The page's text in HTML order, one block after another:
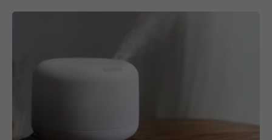
Ești în vacanță și a avut loc un incendiu de
vegetație? Cum te poate ajuta un purificator de